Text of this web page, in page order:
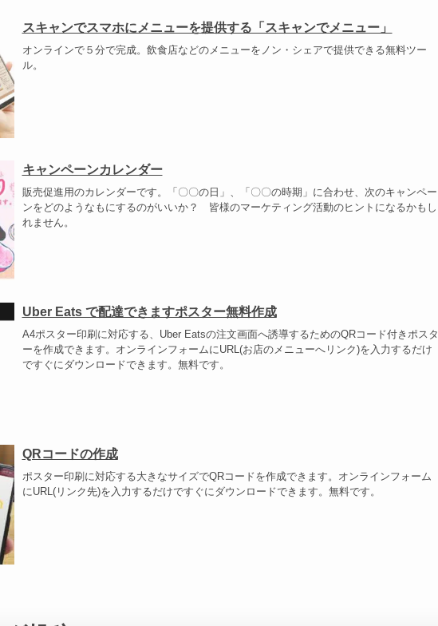
スキャンでスマホにメニューを提供する「スキャンでメニュー」
オンラインで５分で完成。飲食店などのメニューをノン・シェアで提供できる無料ツー
ル。
キャンペーンカレンダー
販売促進用のカレンダーです。「〇〇の日」、「〇〇の時期」に合わせ、次のキャンペー
ンをどのようなもにするのがいいか？ 皆様のマーケティング活動のヒントになるかもし
れません。
Uber Eats で配達できますポスター無料作成
A4ポスター印刷に対応する、Uber Eatsの注文画面へ誘導するためのQRコード付きポスタ
ーを作成できます。オンラインフォームにURL(お店のメニューへリンク)を入力するだけ
ですぐにダウンロードできます。無料です。
QRコードの作成
ポスター印刷に対応する大きなサイズでQRコードを作成できます。オンラインフォーム
にURL(リンク先)を入力するだけですぐにダウンロードできます。無料です。